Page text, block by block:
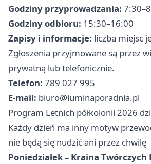
Godziny przyprowadzania:
Godziny odbioru: 15:30–16:00
Zapisy i informacje: liczba miejsc
Zgłoszenia przyjmowane są przez
prywatną lub telefonicznie.
Telefon: 789 027 995
E-mail: biuro@luminaporadnia.pl
Program Letnich półkolonii 2026
Każdy dzień ma inny motyw
nie będą się nudzić ani przez chwilę
Poniedziałek – Kraina Twórczych